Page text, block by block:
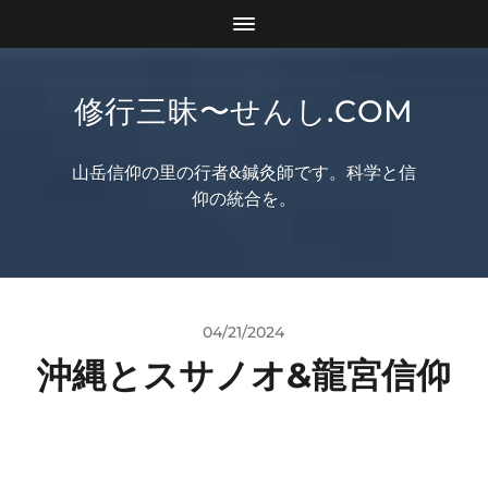
修行三昧〜せんし.COM
山岳信仰の里の行者&鍼灸師です。科学と信
仰の統合を。
04/21/2024
沖縄とスサノオ&龍宮信仰